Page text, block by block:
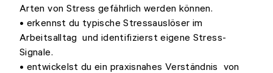
Arten von Stress gefährlich werden können.
• erkennst du typische Stressauslöser im
Arbeitsalltag und identifizierst eigene Stress-
Signale.
• entwickelst du ein praxisnahes Verständnis von